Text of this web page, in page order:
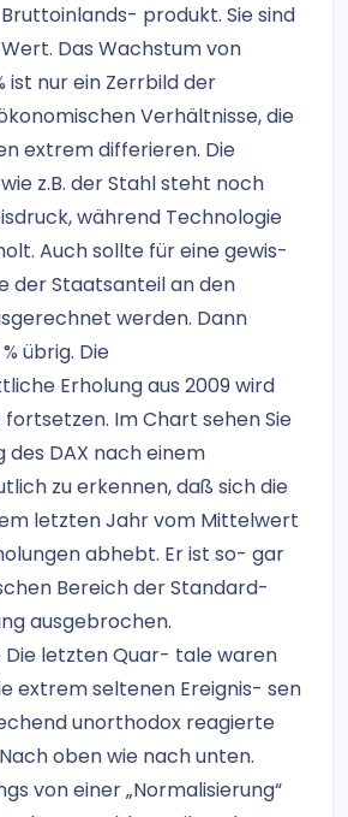
produkt. Sie sind
Das Wachstum von
ist nur ein Zerrbild der
Verhältnisse, die
extrem differieren. Die
z.B. der Stahl steht noch
während Technologie
Auch sollte für eine gewis-
der Staatsanteil an den
werden. Dann
übrig. Die
Erholung aus 2009 wird
fortsetzen. Im Chart sehen Sie
des DAX nach einem
zu erkennen, daß sich die
letzten Jahr vom Mittelwert
abhebt. Er ist so- gar
Bereich der Standard-
ausgebrochen.
Die letzten Quar- tale waren
extrem seltenen Ereignis- sen
unorthodox reagierte
oben wie nach unten.
von einer „Normalisierung“